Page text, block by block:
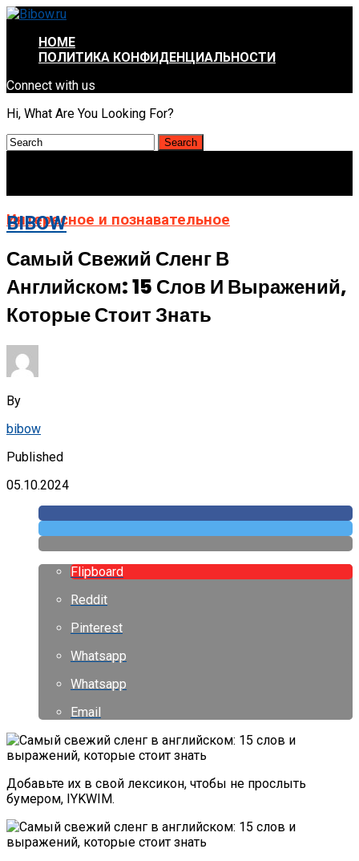
HOME
ПОЛИТИКА КОНФИДЕНЦИАЛЬНОСТИ
Connect with us
Hi, What Are You Looking For?
BIBOW
Интересное и познавательное
Самый Свежий Сленг В
Английском: 15 Слов И Выражений,
Которые Стоит Знать
By
bibow
Published
05.10.2024
Flipboard
Reddit
Pinterest
Whatsapp
Whatsapp
Email
Добавьте их в свой лексикон, чтобы не прослыть
бумером, IYKWIM.